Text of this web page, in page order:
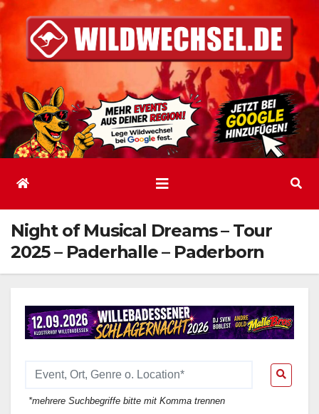
Inhalt
springen
Night of Musical Dreams – Tour
2025 – Paderhalle – Paderborn
*mehrere Suchbegriffe bitte mit Komma trennen